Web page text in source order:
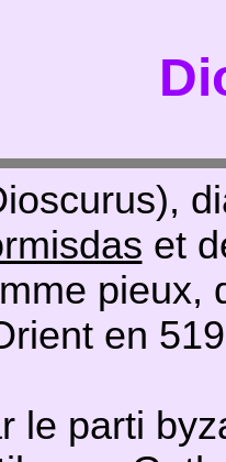
et
pieux,
en
le parti